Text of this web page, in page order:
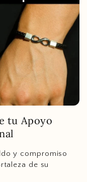
tu Apoyo
y compromiso
de su